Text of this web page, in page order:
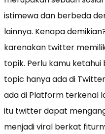
istimewa dan berbeda
lainnya. Kenapa
karenakan twitter
topik. Perlu kamu
topic hanya ada di
ada di Platform terkenal
itu twitter dapat
menjadi viral berkat